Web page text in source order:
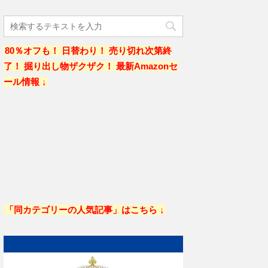
80％オフも！ 日替わり！ 売り切れ次第終
了！ 掘り出し物ザクザク！ 最新Amazonセ
ール情報 ↓
「同カテゴリーの人気記事」はこちら ↓